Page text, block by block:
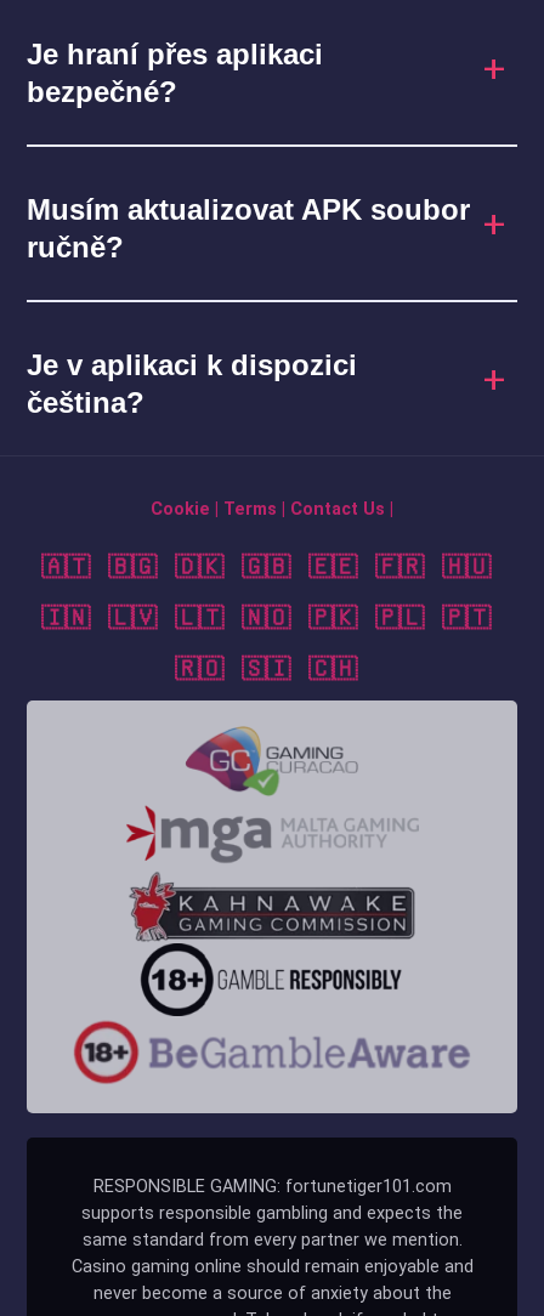
Je hraní přes aplikaci
bezpečné?
Musím aktualizovat APK soubor
ručně?
Je v aplikaci k dispozici
čeština?
Cookie Terms Contact Us
🇦🇹 🇧🇬 🇩🇰 🇬🇧 🇪🇪 🇫🇷
🇭🇺
🇮🇳
🇱🇻 🇱🇹 🇳🇴 🇵🇰 🇵🇱
🇵🇹
🇷🇴
🇸🇮 🇨🇭
RESPONSIBLE GAMING: fortunetiger101.com
supports responsible gambling and expects the
same standard from every partner we mention.
Casino gaming online should remain enjoyable and
never become a source of anxiety about the